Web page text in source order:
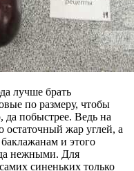
лучше брать
по размеру, чтобы
да побыстрее. Ведь на
остаточный жар углей, а
и этого
нежными. Для
синеньких только